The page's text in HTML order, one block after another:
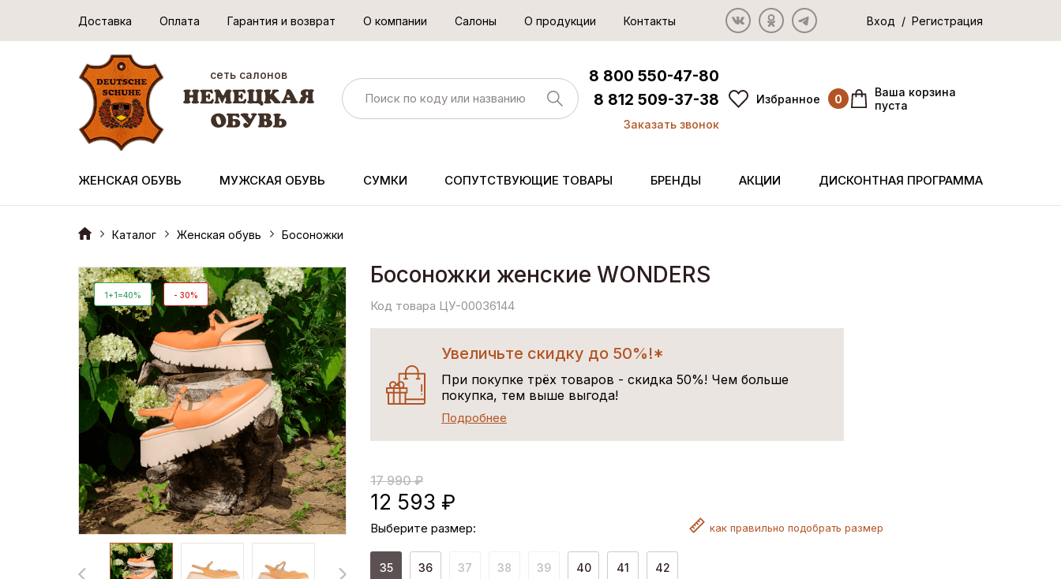
Доставка Оплата Гарантия и возврат О компании Салоны О продукции Контакты Вход / Регистрация
сеть салонов
8 800 550-47-80
8 812 509-37-38
Заказать звонок
Избранное 0
Ваша корзина
пуста
ЖЕНСКАЯ ОБУВЬ МУЖСКАЯ ОБУВЬ СУМКИ СОПУТСТВУЮЩИЕ ТОВАРЫ БРЕНДЫ АКЦИИ ДИСКОНТНАЯ ПРОГРАММА
Каталог Женская обувь Босоножки
1+1=40% - 30%
Босоножки женские WONDERS
Код товара ЦУ-00036144
Увеличьте скидку до 50%!*
При покупке трёх товаров - скидка 50%! Чем больше
покупка, тем выше выгода!
Подробнее
17 990 ₽
12 593 ₽
Выберите размер: как правильно подобрать размер
35 36 37 38 39 40 41 42